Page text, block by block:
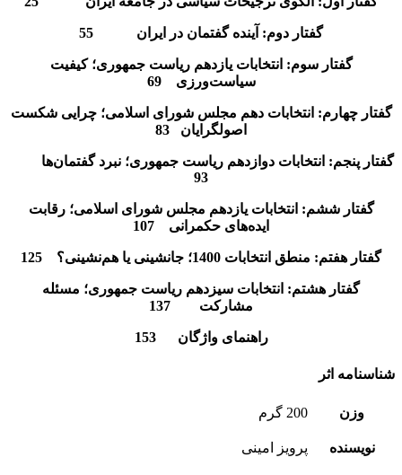
گفتار دوم: آینده گفتمان در ایران 55
گفتار سوم: انتخابات یازدهم ریاست جمهوری؛‌ کیفیت
سیاست‌ورزی 69
گفتار چهارم: انتخابات دهم مجلس شورای اسلامی؛ ‌چرایی شکست
اصولگرایان 83
گفتار پنجم: انتخابات دوازدهم ریاست جمهوری؛ نبرد گفتمان‌ها
93
گفتار ششم: انتخابات یازدهم مجلس شورای اسلامی؛ رقابت
ایده‌های حکمرانی 107
گفتار هفتم: منطق انتخابات 1400؛ جانشینی یا هم‌نشینی؟ 125
گفتار هشتم: انتخابات سیزدهم ریاست جمهوری؛ ‌مسئله
مشارکت 137
راهنمای واژگان 153
شناسنامه اثر
وزن 200 گرم
نویسنده پرویز امینی